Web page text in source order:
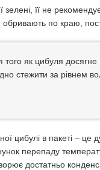
її не
обривають по краю,
того як цибуля досягне
стежити за рівнем
цибулі в пакеті – це
перепаду
достатньо